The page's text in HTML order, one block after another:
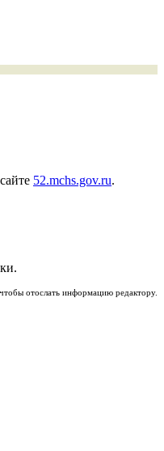
52.mchs.gov.ru.
отослать информацию редактору.